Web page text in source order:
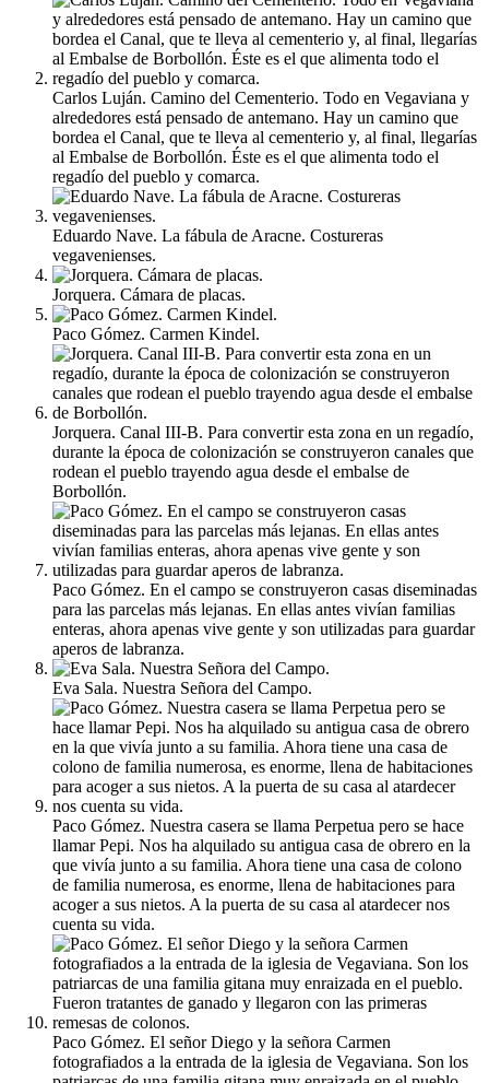
Carlos Luján. Camino del Cementerio. Todo en Vegaviana y
alrededores está pensado de antemano. Hay un camino que
bordea el Canal, que te lleva al cementerio y, al final, llegarías
al Embalse de Borbollón. Éste es el que alimenta todo el
regadío del pueblo y comarca.
Eduardo Nave. La fábula de Aracne. Costureras
vegavenienses.
Jorquera. Cámara de placas.
Paco Gómez. Carmen Kindel.
Jorquera. Canal III-B. Para convertir esta zona en un regadío,
durante la época de colonización se construyeron canales que
rodean el pueblo trayendo agua desde el embalse de
Borbollón.
Paco Gómez. En el campo se construyeron casas diseminadas
para las parcelas más lejanas. En ellas antes vivían familias
enteras, ahora apenas vive gente y son utilizadas para guardar
aperos de labranza.
Eva Sala. Nuestra Señora del Campo.
Paco Gómez. Nuestra casera se llama Perpetua pero se hace
llamar Pepi. Nos ha alquilado su antigua casa de obrero en la
que vivía junto a su familia. Ahora tiene una casa de colono
de familia numerosa, es enorme, llena de habitaciones para
acoger a sus nietos. A la puerta de su casa al atardecer nos
cuenta su vida.
Paco Gómez. El señor Diego y la señora Carmen
fotografiados a la entrada de la iglesia de Vegaviana. Son los